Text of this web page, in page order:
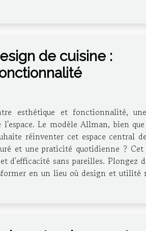
de cuisine :
esthétique et fonctionnalité,
Le modèle Allman, bien
réinventer cet espace central
et une praticité quotidienne ? Cet
d'efficacité sans pareilles. Plongez
en un lieu où design et utilité